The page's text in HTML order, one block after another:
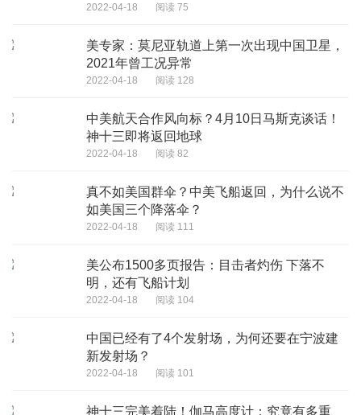
2022-04-18 阅读 75
美专家：莫尼亚轨道上第一次出现中国卫星，
2021年曾工况异常
2022-04-18 阅读 128
中美航天合作风向标？4月10日马斯克谈话！
神十三即将返回地球
2022-04-18 阅读 82
真不如美国群伞？中美飞船返回，为什么说不
如美国三个降落伞？
2022-04-18 阅读 111
美公布1500多页报告：目击者灼伤 下落不
明，还有飞船计划
2022-04-18 阅读 104
中国已经有了4个发射场，为何还要在宁波建
新发射场？
2022-04-18 阅读 101
神十三完美着陆！伽马高度计：究竟有多重